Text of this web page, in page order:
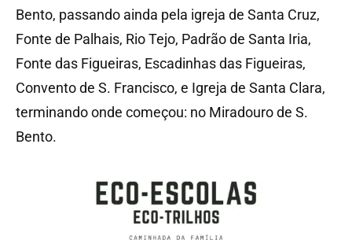
Bento, passando ainda pela igreja de Santa Cruz,
Fonte de Palhais, Rio Tejo, Padrão de Santa Iria,
Fonte das Figueiras, Escadinhas das Figueiras,
Convento de S. Francisco, e Igreja de Santa Clara,
terminando onde começou: no Miradouro de S.
Bento.